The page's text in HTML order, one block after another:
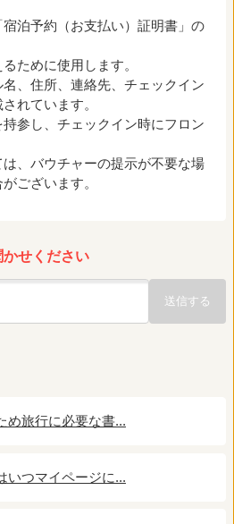
泊予約（お支払い）証明書」の
ために使用します。
、住所、連絡先、チェックイン
れています。
参し、チェックイン時にフロン
、バウチャーの提示が不要な場
ございます。
せください
め旅行に必要な書...
いつマイページに...